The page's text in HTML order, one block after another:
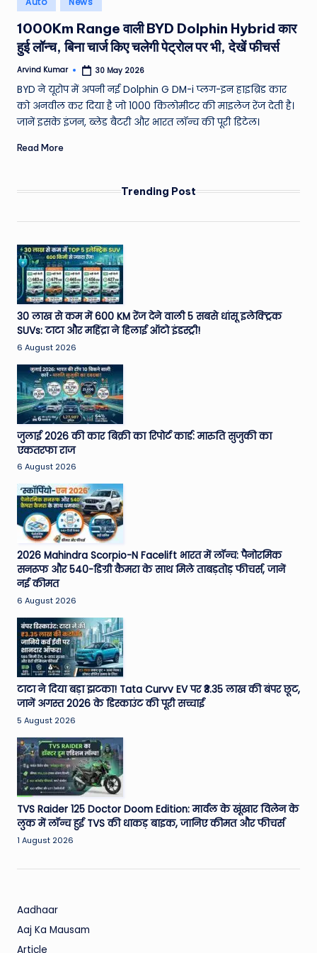
e
a
t
h
er
,
T
c
h
&
M
o
vi
e
e
w
s
A
ro
u
n
d
T
h
e
W
o
rl
d
in
1000Km Range वाली BYD Dolphin Hybrid कार
हुई लॉन्च, बिना चार्ज किए चलेगी पेट्रोल पर भी, देखें फीचर्स
Posted
Arvind Kumar 30 May 2026
BYD ने यूरोप में अपनी नई Dolphin G DM-i प्लग-इन हाइब्रिड कार
को अनवील कर दिया है जो 1000 किलोमीटर की माइलेज रेंज देती है।
जानें इसके इंजन, ब्लेड बैटरी और भारत लॉन्च की पूरी डिटेल।
Read More
Trending Post
30 लाख से कम में 600 KM रेंज देने वाली 5 सबसे धांसू इलेक्ट्रिक
SUVs: टाटा और महिंद्रा ने हिलाई ऑटो इंडस्ट्री!
6 August 2026
जुलाई 2026 की कार बिक्री का रिपोर्ट कार्ड: मारुति सुजुकी का
एकतरफा राज
6 August 2026
2026 Mahindra Scorpio-N Facelift भारत में लॉन्च: पैनोरमिक
सनरूफ और 540-डिग्री कैमरा के साथ मिले ताबड़तोड़ फीचर्स, जानें
नई कीमत
6 August 2026
टाटा ने दिया बड़ा झटका! Tata Curvv EV पर ₹3.35 लाख की बंपर छूट,
जानें अगस्त 2026 के डिस्काउंट की पूरी सच्चाई
5 August 2026
TVS Raider 125 Doctor Doom Edition: मार्वल के खूंखार विलेन के
लुक में लॉन्च हुई TVS की धाकड़ बाइक, जानिए कीमत और फीचर्स
1 August 2026
Aadhaar
Aaj Ka Mausam
Article